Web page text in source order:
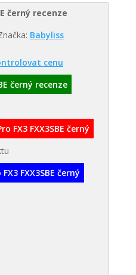
černý recenze
Babyliss
cenu
černý recenze
FX3 FXX3SBE černý
FXX3SBE černý